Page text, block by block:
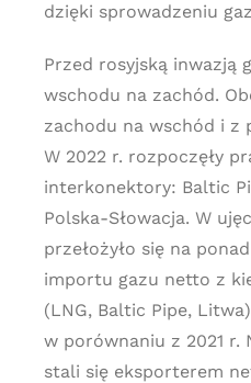
dzięki sprowadzeniu
Przed rosyjską inwazją
wschodu na zachód.
zachodu na wschód i z
W 2022 r. rozpoczęły
interkonektory: Baltic
Polska-Słowacja. W
przełożyło się na
importu gazu netto z
(LNG, Baltic Pipe,
w porównaniu z 2021 r.
stali się eksporterem